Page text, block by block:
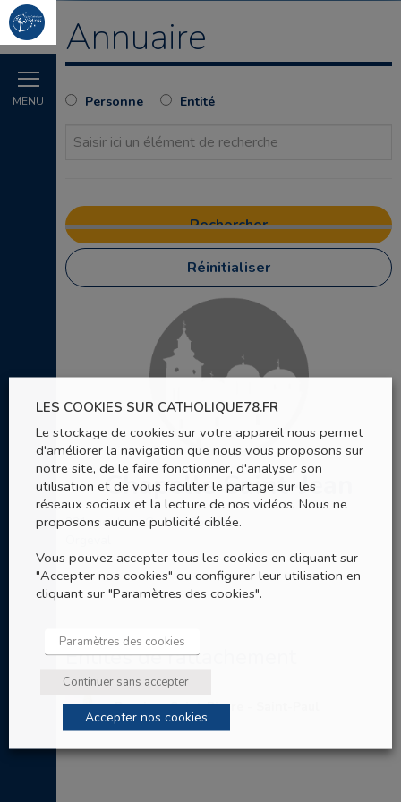
MENU
Annuaire
Personne Entité
Réinitialiser
Chapelle Saint-Jean
221 rue de la Grande Fontaine
Entités de rattachement
Paroisse Saint-Pierre - Saint-Paul
LES COOKIES SUR CATHOLIQUE78.FR
Le stockage de cookies sur votre appareil nous permet
d'améliorer la navigation que nous vous proposons sur
notre site, de le faire fonctionner, d'analyser son
utilisation et de vous faciliter le partage sur les
réseaux sociaux et la lecture de nos vidéos. Nous ne
proposons aucune publicité ciblée.
Vous pouvez accepter tous les cookies en cliquant sur
"Accepter nos cookies" ou configurer leur utilisation en
cliquant sur "Paramètres des cookies".
Paramètres des cookies
Continuer sans accepter
Accepter nos cookies